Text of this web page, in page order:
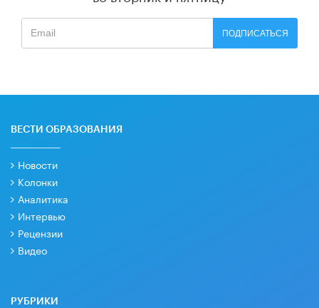
ПОДПИСАТЬСЯ
ВЕСТИ ОБРАЗОВАНИЯ
Новости
Колонки
Аналитика
Интервью
Рецензии
Видео
РУБРИКИ